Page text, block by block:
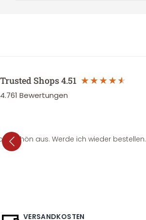
Trusted Shops4.51
4.761 Bewertungen
schön aus. Werde ich wieder bestellen.
VERSANDKOSTEN